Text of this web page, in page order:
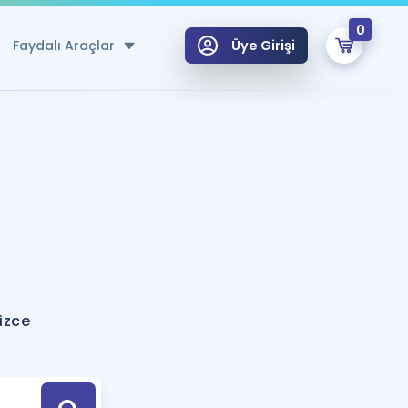
Faydalı Araçlar
Hesaplama Aracı
için Öneriler
Tek Takvimde
Üye Girişi
0